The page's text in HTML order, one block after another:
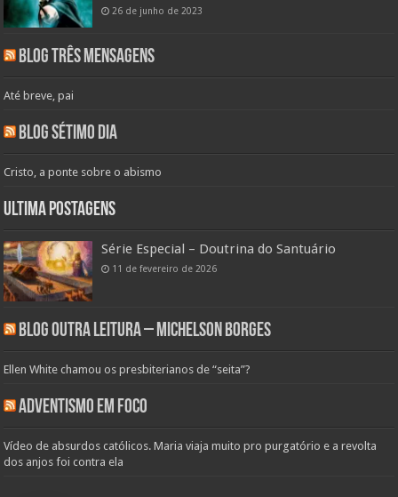
26 de junho de 2023
Blog Três Mensagens
Até breve, pai
Blog Sétimo Dia
Cristo, a ponte sobre o abismo
Ultima Postagens
Série Especial – Doutrina do Santuário
11 de fevereiro de 2026
Blog Outra Leitura – Michelson Borges
Ellen White chamou os presbiterianos de “seita”?
Adventismo em Foco
Vídeo de absurdos católicos. Maria viaja muito pro purgatório e a revolta
dos anjos foi contra ela